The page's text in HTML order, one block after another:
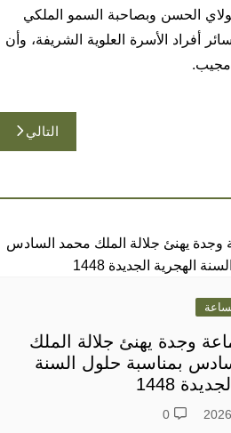
الحسن وبصاحبة السمو الملكي
أفراد الأسرة العلوية الشريفة، وأن
مجيب.
التالي
وجدة يهنئ جلالة الملك
بمناسبة حلول السنة
1448
0